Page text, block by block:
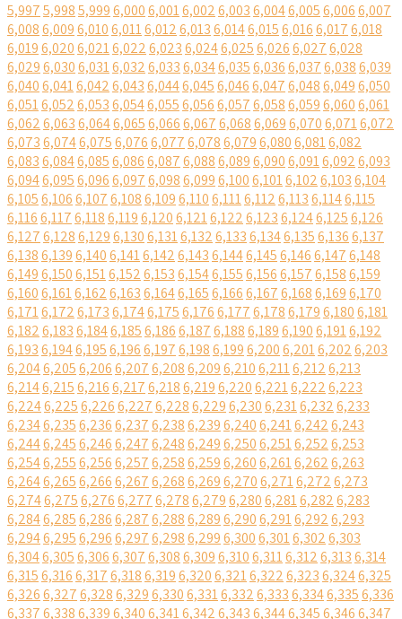
5,9975,9985,9996,0006,0016,0026,0036,0046,0056,0066,007
6,0086,0096,0106,0116,0126,0136,0146,0156,0166,0176,018
6,0196,0206,0216,0226,0236,0246,0256,0266,0276,028
6,0296,0306,0316,0326,0336,0346,0356,0366,0376,0386,039
6,0406,0416,0426,0436,0446,0456,0466,0476,0486,0496,050
6,0516,0526,0536,0546,0556,0566,0576,0586,0596,0606,061
6,0626,0636,0646,0656,0666,0676,0686,0696,0706,0716,072
6,0736,0746,0756,0766,0776,0786,0796,0806,0816,082
6,0836,0846,0856,0866,0876,0886,0896,0906,0916,0926,093
6,0946,0956,0966,0976,0986,0996,1006,1016,1026,1036,104
6,1056,1066,1076,1086,1096,1106,1116,1126,1136,1146,115
6,1166,1176,1186,1196,1206,1216,1226,1236,1246,1256,126
6,1276,1286,1296,1306,1316,1326,1336,1346,1356,1366,137
6,1386,1396,1406,1416,1426,1436,1446,1456,1466,1476,148
6,1496,1506,1516,1526,1536,1546,1556,1566,1576,1586,159
6,1606,1616,1626,1636,1646,1656,1666,1676,1686,1696,170
6,1716,1726,1736,1746,1756,1766,1776,1786,1796,1806,181
6,1826,1836,1846,1856,1866,1876,1886,1896,1906,1916,192
6,1936,1946,1956,1966,1976,1986,1996,2006,2016,2026,203
6,2046,2056,2066,2076,2086,2096,2106,2116,2126,213
6,2146,2156,2166,2176,2186,2196,2206,2216,2226,223
6,2246,2256,2266,2276,2286,2296,2306,2316,2326,233
6,2346,2356,2366,2376,2386,2396,2406,2416,2426,243
6,2446,2456,2466,2476,2486,2496,2506,2516,2526,253
6,2546,2556,2566,2576,2586,2596,2606,2616,2626,263
6,2646,2656,2666,2676,2686,2696,2706,2716,2726,273
6,2746,2756,2766,2776,2786,2796,2806,2816,2826,283
6,2846,2856,2866,2876,2886,2896,2906,2916,2926,293
6,2946,2956,2966,2976,2986,2996,3006,3016,3026,303
6,3046,3056,3066,3076,3086,3096,3106,3116,3126,3136,314
6,3156,3166,3176,3186,3196,3206,3216,3226,3236,3246,325
6,3266,3276,3286,3296,3306,3316,3326,3336,3346,3356,336
6,3376,3386,3396,3406,3416,3426,3436,3446,3456,3466,347